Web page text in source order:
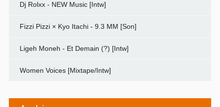
Dj Rolxx - NEW Music [Intw]
Fizzi Pizzi × Kyo Itachi - 9.3 MM [Son]
Ligeh Moneh - Et Demain (?) [Intw]
Women Voices [Mixtape/Intw]